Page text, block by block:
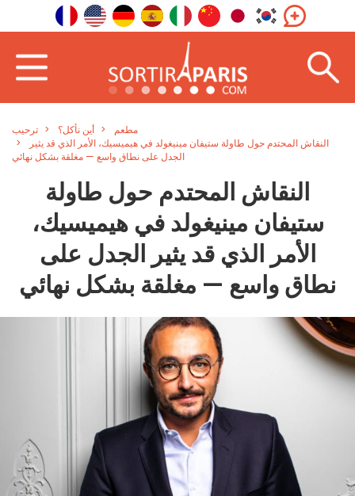
ترحيب أين نأكل؟
مطعم
النقاش المحتدم حول طاولة ستيفان مينيغولد في هيميسيك، الأمر الذي قد يثير
الجدل على نطاق واسع — مغلقة بشكل نهائي
النقاش المحتدم حول طاولة
ستيفان مينيغولد في هيميسيك،
الأمر الذي قد يثير الجدل على
نطاق واسع — مغلقة بشكل نهائي